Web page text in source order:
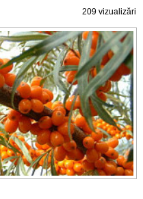
209 vizualizări